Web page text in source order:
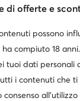
€
di offerte e
possono
compiuto 18
tuoi dati personali
i contenuti che
consenso